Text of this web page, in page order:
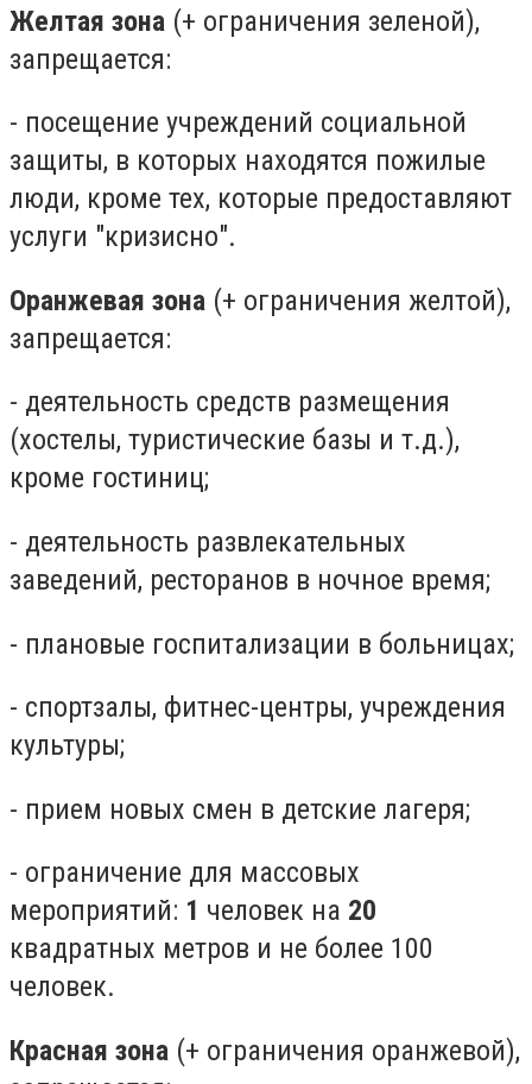
Желтая зона (+ ограничения зеленой),
запрещается:
- посещение учреждений социальной
защиты, в которых находятся пожилые
люди, кроме тех, которые предоставляют
услуги "кризисно".
Оранжевая зона (+ ограничения желтой),
запрещается:
- деятельность средств размещения
(хостелы, туристические базы и т.д.),
кроме гостиниц;
- деятельность развлекательных
заведений, ресторанов в ночное время;
- плановые госпитализации в больницах;
- спортзалы, фитнес-центры, учреждения
культуры;
- прием новых смен в детские лагеря;
- ограничение для массовых
мероприятий: 1 человек на 20
квадратных метров и не более 100
человек.
Красная зона (+ ограничения оранжевой),